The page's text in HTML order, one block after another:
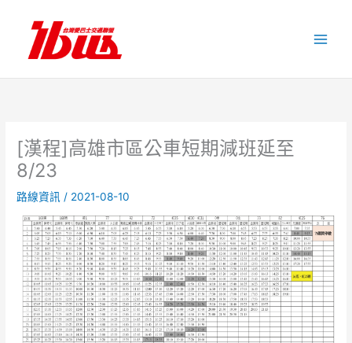
內
[漢程]高雄市區公車短期減班延至
8/23
路線資訊 / 2021-08-10